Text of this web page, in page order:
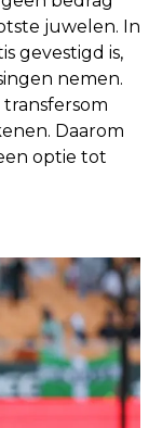
juwelen. In
gevestigd is,
nemen.
Daarom
optie tot